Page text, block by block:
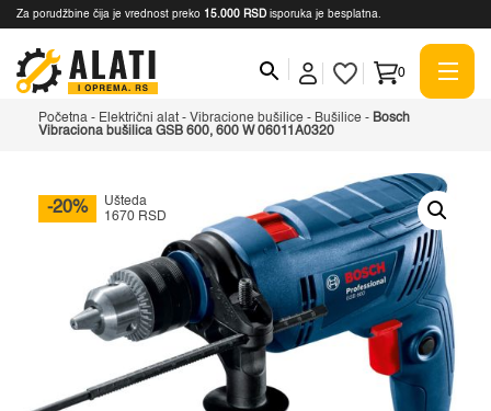
Za porudžbine čija je vrednost preko 15.000 RSD isporuka je besplatna.
0
Početna - Električni alat - Vibracione bušilice - Bušilice - Bosch
Vibraciona bušilica GSB 600, 600 W 06011A0320
-20%
Ušteda
1670 RSD